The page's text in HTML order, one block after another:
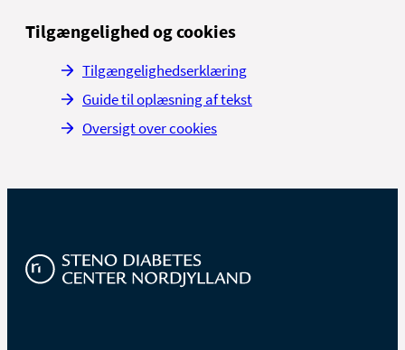
Tilgængelighed og cookies
Tilgængelighedserklæring
Guide til oplæsning af tekst
Oversigt over cookies